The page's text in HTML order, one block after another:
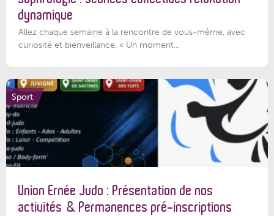
dynamique
Allez chaque semaine à la rencontre de vous-même, avec
curiosité et bienveillance. « Un moment...
Sport
Union Ernée Judo : Présentation de nos
activités & Permanences pré-inscriptions